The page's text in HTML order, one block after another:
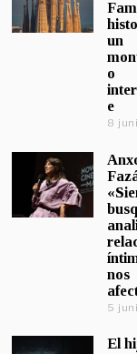
un
o
e
8
nos
5
El